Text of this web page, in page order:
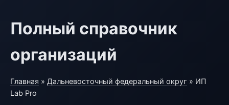
Полный справочник
организаций
Главная » Дальневосточный федеральный округ » ИП
Lab Pro